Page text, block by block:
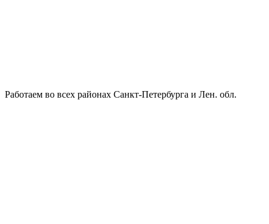
Работаем во всех районах Санкт-Петербурга и Лен. обл.